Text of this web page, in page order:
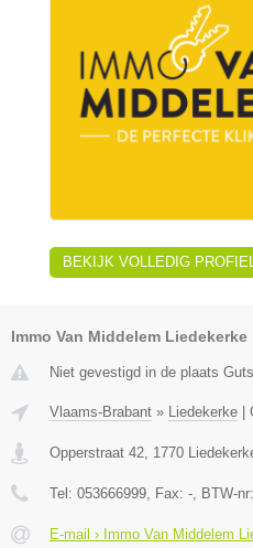
BEKIJK VOLLEDIG PROFIEL
Immo Van Middelem Liedekerke
Niet gevestigd in de plaats
Vlaams-Brabant » Liedekerke
Opperstraat 42 1770
Tel: 053666999 , Fax: - , BTW-nr:
E-mail › Immo Van Middelem